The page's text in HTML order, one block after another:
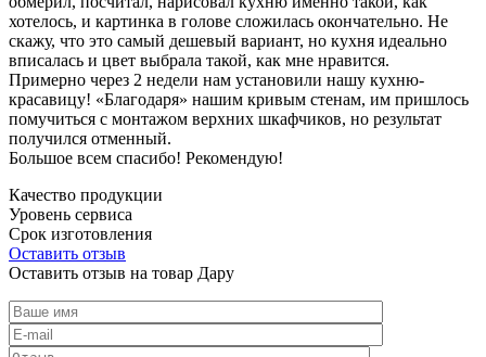
хотелось, и картинка в голове сложилась окончательно. Не
скажу, что это самый дешевый вариант, но кухня идеально
вписалась и цвет выбрала такой, как мне нравится.
Примерно через 2 недели нам установили нашу кухню-
красавицу! «Благодаря» нашим кривым стенам, им пришлось
помучиться с монтажом верхних шкафчиков, но результат
получился отменный.
Большое всем спасибо! Рекомендую!
Качество продукции
Уровень сервиса
Срок изготовления
Оставить отзыв
Оставить отзыв на товар Дару